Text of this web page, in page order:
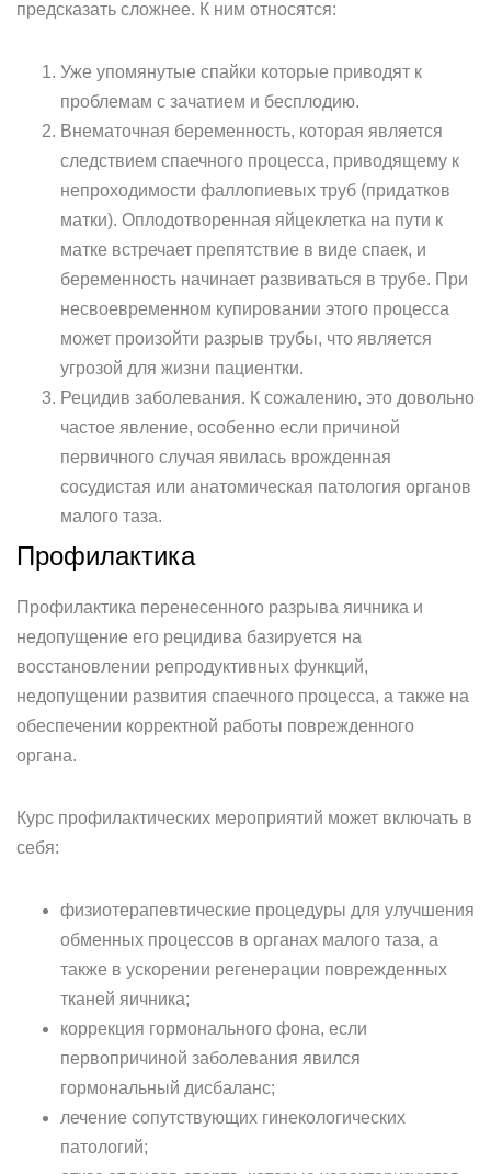
предсказать сложнее. К ним относятся:
Уже упомянутые спайки которые приводят к
проблемам с зачатием и бесплодию.
Внематочная беременность, которая является
следствием спаечного процесса, приводящему к
непроходимости фаллопиевых труб (придатков
матки). Оплодотворенная яйцеклетка на пути к
матке встречает препятствие в виде спаек, и
беременность начинает развиваться в трубе. При
несвоевременном купировании этого процесса
может произойти разрыв трубы, что является
угрозой для жизни пациентки.
Рецидив заболевания. К сожалению, это довольно
частое явление, особенно если причиной
первичного случая явилась врожденная
сосудистая или анатомическая патология органов
малого таза.
Профилактика
Профилактика перенесенного разрыва яичника и
недопущение его рецидива базируется на
восстановлении репродуктивных функций,
недопущении развития спаечного процесса, а также на
обеспечении корректной работы поврежденного
органа.
Курс профилактических мероприятий может включать в
себя:
физиотерапевтические процедуры для улучшения
обменных процессов в органах малого таза, а
также в ускорении регенерации поврежденных
тканей яичника;
коррекция гормонального фона, если
первопричиной заболевания явился
гормональный дисбаланс;
лечение сопутствующих гинекологических
патологий;